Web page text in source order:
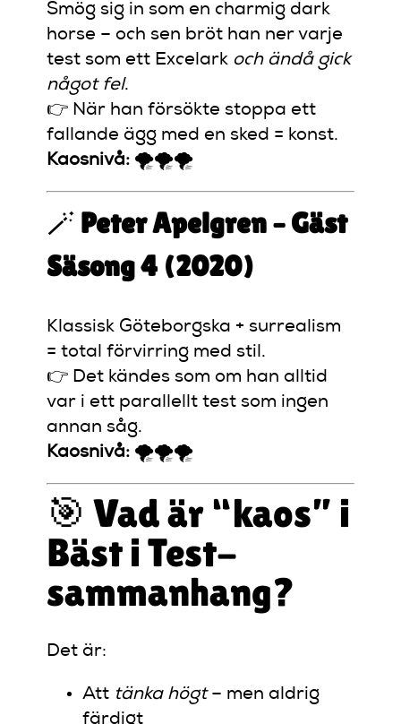
Smög sig in som en charmig dark
horse – och sen bröt han ner varje
test som ett Excelark och ändå gick
något fel.
👉 När han försökte stoppa ett
fallande ägg med en sked = konst.
Kaosnivå: 🌪️🌪️🌪️
🪄 Peter Apelgren – Gäst
Säsong 4 (2020)
Klassisk Göteborgska + surrealism
= total förvirring med stil.
👉 Det kändes som om han alltid
var i ett parallellt test som ingen
annan såg.
Kaosnivå: 🌪️🌪️🌪️
🎯 Vad är “kaos” i
Bäst i Test-
sammanhang?
Det är:
Att tänka högt– men aldrig
färdigt